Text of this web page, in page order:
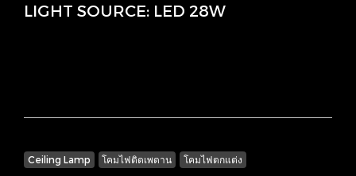
LIGHT SOURCE: LED 28W
Ceiling Lamp โคมไฟติดเพดาน โคมไฟตกแต่ง